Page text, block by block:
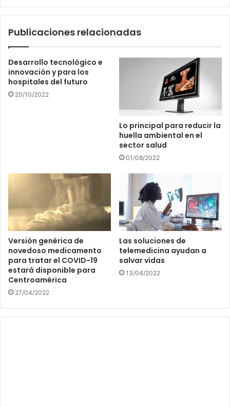
Publicaciones relacionadas
Desarrollo tecnológico e
innovación y para los
hospitales del futuro
20/10/2022
Lo principal para reducir la
huella ambiental en el
sector salud
01/08/2022
Versión genérica de
novedoso medicamento
para tratar el COVID-19
estará disponible para
Centroamérica
27/04/2022
Las soluciones de
telemedicina ayudan a
salvar vidas
13/04/2022